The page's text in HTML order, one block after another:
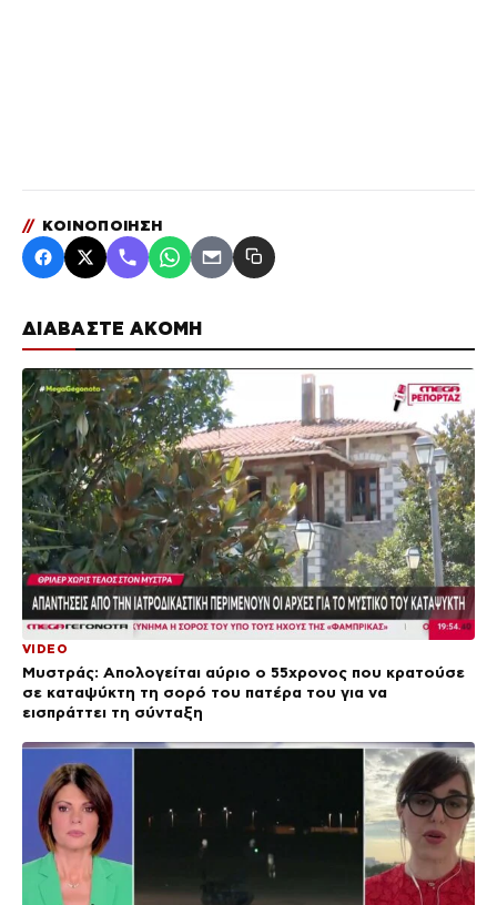
ΔΙΑΒΑΣΤΕ ΑΚΟΜΗ
VIDEO
Μυστράς: Απολογείται αύριο ο 55χρονος που κρατούσε
σε καταψύκτη τη σορό του πατέρα του για να
εισπράττει τη σύνταξη
// ΚΟΙΝΟΠΟΙΗΣΗ